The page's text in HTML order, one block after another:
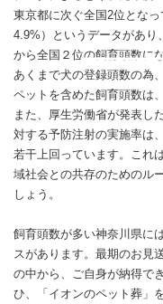
東京都に次ぐ全国2位とな
4.9%）というデータがあり
から全国２位の飼育頭数に
あくまで犬の登録頭数の為
ペットを含めた飼育頭数は
また、厚生労働省が発表し
対する予防注射の実施率は
若干上回っています。これ
域社会との共存のためのル
しょう。
飼育頭数が多い神奈川県に
スがあります。最期のお見
の中から、ご自身が納得で
ひ、「イオンのペット葬」